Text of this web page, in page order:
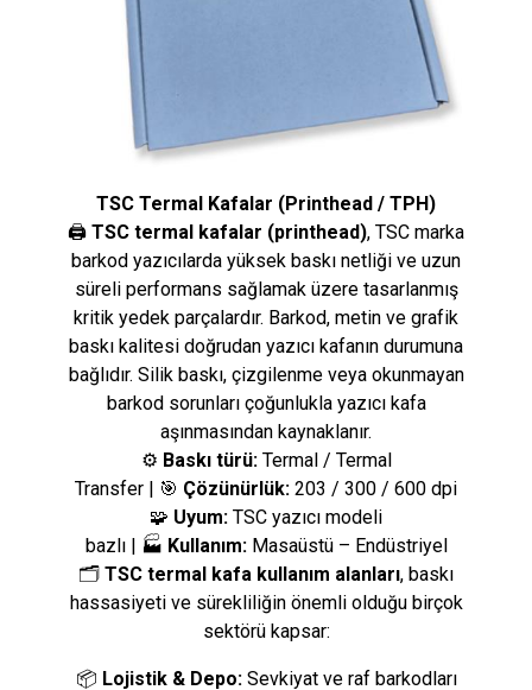
TSC Termal Kafalar (Printhead / TPH)
🖨️ TSC termal kafalar (printhead), TSC marka
barkod yazıcılarda yüksek baskı netliği ve uzun
süreli performans sağlamak üzere tasarlanmış
kritik yedek parçalardır. Barkod, metin ve grafik
baskı kalitesi doğrudan yazıcı kafanın durumuna
bağlıdır. Silik baskı, çizgilenme veya okunmayan
barkod sorunları çoğunlukla yazıcı kafa
aşınmasından kaynaklanır.
⚙️ Baskı türü:Termal / Termal
Transfer | 🎯 Çözünürlük: 203 / 300 / 600 dpi
🧩 Uyum: TSC yazıcı modeli
bazlı | 🏭 Kullanım:Masaüstü – Endüstriyel
🗂️ TSC termal kafa kullanım alanları, baskı
hassasiyeti ve sürekliliğin önemli olduğu birçok
sektörü kapsar:
📦 Lojistik & Depo:Sevkiyat ve raf barkodları